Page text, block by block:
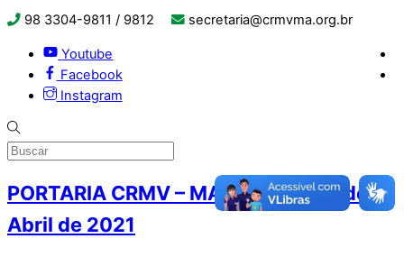
98 3304-9811 / 9812 secretaria@crmvma.org.br
Youtube
Facebook
Instagram
PORTARIA CRMV – MA Nº 11, de 09 de
Abril de 2021